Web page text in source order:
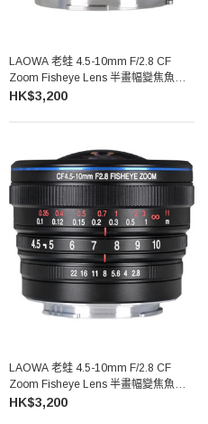
LAOWA 老蛙 4.5-10mm F/2.8 CF
Zoom Fisheye Lens 半畫幅變焦魚眼
鏡頭 (Canon RF)
HK$3,200
LAOWA 老蛙 4.5-10mm F/2.8 CF
Zoom Fisheye Lens 半畫幅變焦魚眼
鏡頭 (Sony E)
HK$3,200